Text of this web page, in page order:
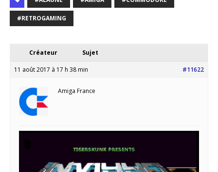
#RETROGAMING
Créateur Sujet
11 août 2017 à 17 h 38 min #11622
Amiga France